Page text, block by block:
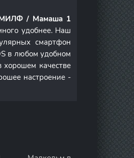
/ Мамаша 1
удобнее. Наш
смартфон
в любом удобном
качестве
настроение -